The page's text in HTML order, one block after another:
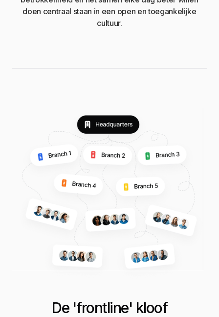
doen centraal staan in een open en toegankelijke
cultuur.
De 'frontline' kloof